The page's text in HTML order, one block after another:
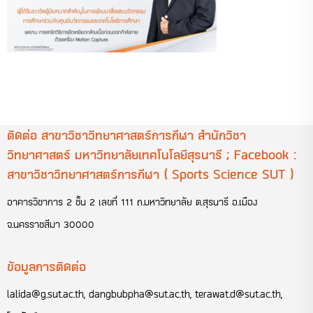
ติดต่อ สาขาวิชาวิทยาศาสตร์การกีฬา สำนักวิชา
วิทยาศาสตร์ มหาวิทยาลัยเทคโนโลยีสุรนารี ; Facebook :
สาขาวิชาวิทยาศาสตร์การกีฬา ( Sports Science SUT )
อาคารวิชาการ 2 ชั้น 2 เลขที่ 111 ถ.มหาวิทยาลัย ต.สุรนารี อ.เมือง
จ.นครราชสีมา 30000
ข้อมูลการติดต่อ
lalida@g.sut.ac.th dangbubpha@sut.ac.th terawat.d@sut.ac.th